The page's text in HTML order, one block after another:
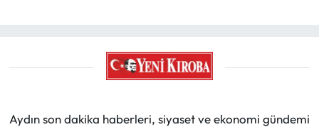
Aydın son dakika haberleri, siyaset ve ekonomi gündemi